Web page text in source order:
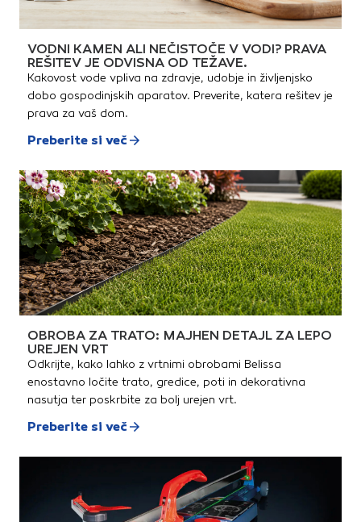
VODNI KAMEN ALI NEČISTOČE V VODI? PRAVA
REŠITEV JE ODVISNA OD TEŽAVE.
Kakovost vode vpliva na zdravje, udobje in življenjsko
dobo gospodinjskih aparatov. Preverite, katera rešitev je
prava za vaš dom.
Preberite si več
OBROBA ZA TRATO: MAJHEN DETAJL ZA LEPO
UREJEN VRT
Odkrijte, kako lahko z vrtnimi obrobami Belissa
enostavno ločite trato, gredice, poti in dekorativna
nasutja ter poskrbite za bolj urejen vrt.
Preberite si več